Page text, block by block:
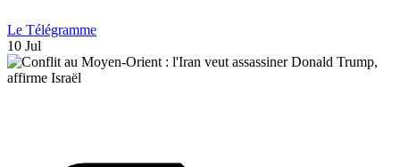
Le Télégramme
10 Jul